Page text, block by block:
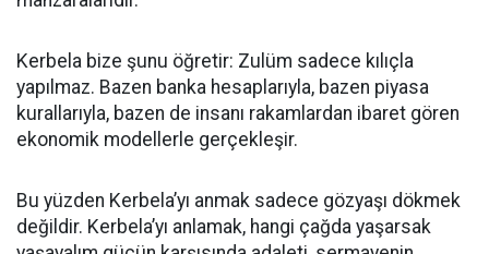
Kerbela bize şunu öğretir: Zulüm sadece kılıçla
yapılmaz. Bazen banka hesaplarıyla, bazen piyasa
kurallarıyla, bazen de insanı rakamlardan ibaret gören
ekonomik modellerle gerçekleşir.
Bu yüzden Kerbela’yı anmak sadece gözyaşı dökmek
değildir. Kerbela’yı anlamak, hangi çağda yaşarsak